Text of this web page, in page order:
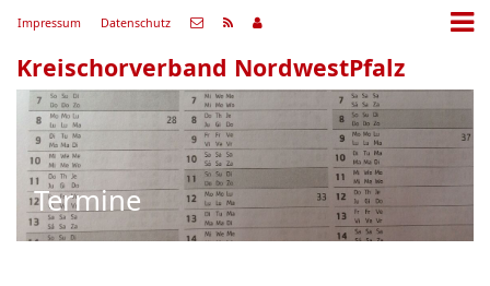
Impressum Datenschutz
Kreischorverband NordwestPfalz
Termine